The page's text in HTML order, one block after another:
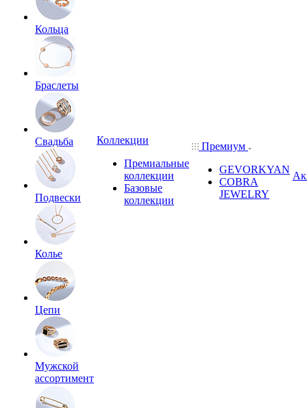
Кольца
Браслеты
Свадьба
Подвески
Колье
Цепи
Мужской
ассортимент
Коллекции
Премиальные
коллекции
Базовые
коллекции
Премиум
GEVORKYAN
COBRA
JEWELRY